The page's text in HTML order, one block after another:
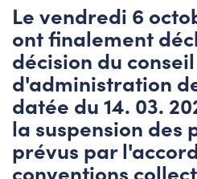
Le vendredi 6
ont finalement
décision du conseil
d'administration
datée du 14. 03.
la suspension des
prévus par
conventions